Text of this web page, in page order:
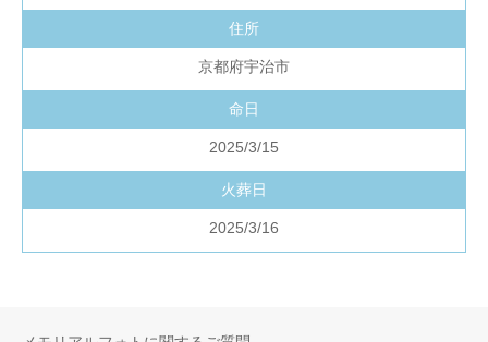
住所
京都府宇治市
命日
2025/3/15
火葬日
2025/3/16